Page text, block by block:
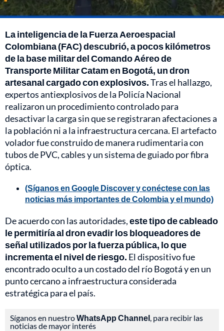
La inteligencia de la Fuerza Aeroespacial
Colombiana (FAC) descubrió, a pocos kilómetros
de la base militar del Comando Aéreo de
Transporte Militar Catam en Bogotá, un dron
artesanal cargado con explosivos.Tras el hallazgo,
expertos antiexplosivos de la Policía Nacional
realizaron un procedimiento controlado para
desactivar la carga sin que se registraran afectaciones a
la población ni a la infraestructura cercana. El artefacto
volador fue construido de manera rudimentaria con
tubos de PVC, cables y un sistema de guiado por fibra
óptica.
(Síganos en Google Discover y conéctese con las
noticias más importantes de Colombia y el mundo)
De acuerdo con las autoridades,este tipo de cableado
le permitiría al dron evadir los bloqueadores de
señal utilizados por la fuerza pública, lo que
incrementa el nivel de riesgo. El dispositivo fue
encontrado oculto a un costado del río Bogotá y en un
punto cercano a infraestructura considerada
estratégica para el país.
Síganos en nuestroWhatsApp Channel , para recibir las
noticias de mayor interés